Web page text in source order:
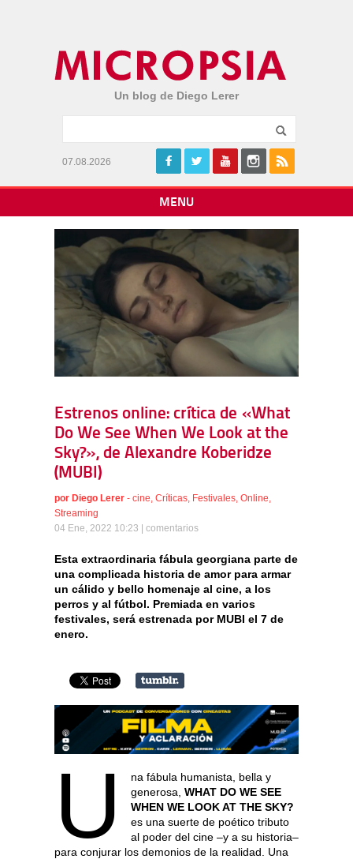
Un blog de Diego Lerer
07.08.2026
MENU
Estrenos online: crítica de «What
Do We See When We Look at the
Sky?», de Alexandre Koberidze
(MUBI)
por Diego Lerer - cine Críticas Festivales Online
Streaming
04 Ene, 2022 10:23 | comentarios
Esta extraordinaria fábula georgiana parte de
una complicada historia de amor para armar
un cálido y bello homenaje al cine, a los
perros y al fútbol. Premiada en varios
festivales, será estrenada por MUBI el 7 de
enero.
U
na fábula humanista, bella y
generosa, WHAT DO WE SEE
WHEN WE LOOK AT THE SKY?
es una suerte de poético tributo
al poder del cine –y a su historia–
para conjurar los demonios de la realidad. Una